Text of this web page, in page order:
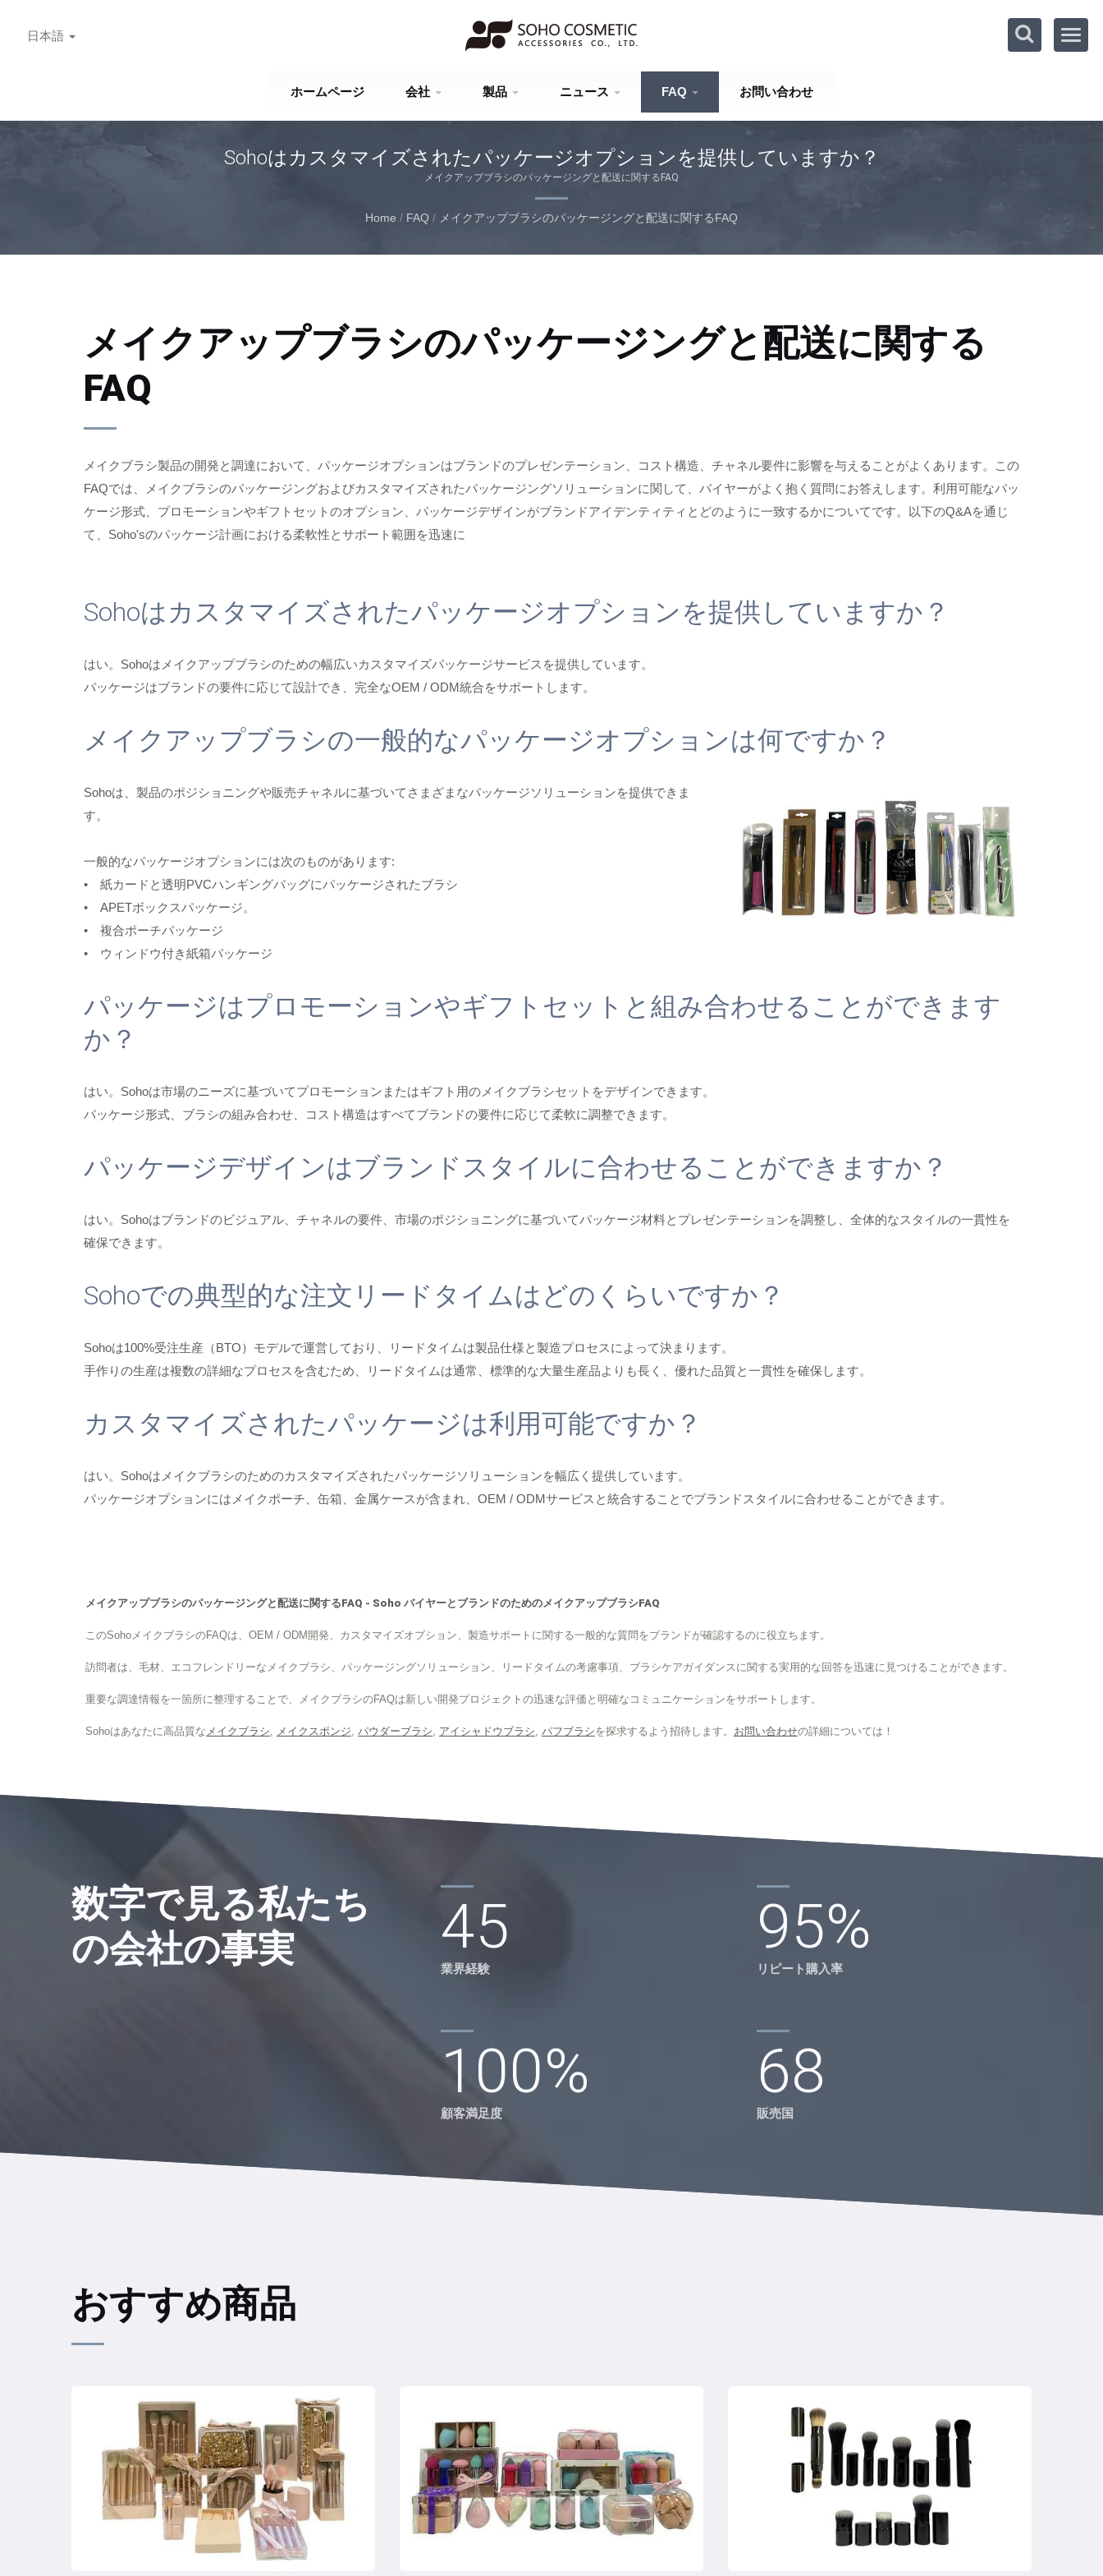
ホームページ 会社 製品 ニュース FAQ お問い合わせ
日本語
Sohoはカスタマイズされたパッケージオプションを提供していますか？
メイクアップブラシのパッケージングと配送に関するFAQ
Home / FAQ / メイクアップブラシのパッケージングと配送に関するFAQ
メイクアップブラシのパッケージングと配送に関する
FAQ
メイクブラシ製品の開発と調達において、パッケージオプションはブランドのプレゼンテーション、コスト構造、チャネル要件に影響を与えることがよくあります。この
FAQでは、メイクブラシのパッケージングおよびカスタマイズされたパッケージングソリューションに関して、バイヤーがよく抱く質問にお答えします。利用可能なパッ
ケージ形式、プロモーションやギフトセットのオプション、パッケージデザインがブランドアイデンティティとどのように一致するかについてです。以下のQ&Aを通じ
て、Soho'sのパッケージ計画における柔軟性とサポート範囲を迅速に
Sohoはカスタマイズされたパッケージオプションを提供していますか？
はい。Sohoはメイクアップブラシのための幅広いカスタマイズパッケージサービスを提供しています。
パッケージはブランドの要件に応じて設計でき、完全なOEM / ODM統合をサポートします。
メイクアップブラシの一般的なパッケージオプションは何ですか？
Sohoは、製品のポジショニングや販売チャネルに基づいてさまざまなパッケージソリューションを提供できま
す。
一般的なパッケージオプションには次のものがあります:
• 紙カードと透明PVCハンギングバッグにパッケージされたブラシ
• APETボックスパッケージ。
• 複合ポーチパッケージ
• ウィンドウ付き紙箱パッケージ
パッケージはプロモーションやギフトセットと組み合わせることができます
か？
はい。Sohoは市場のニーズに基づいてプロモーションまたはギフト用のメイクブラシセットをデザインできます。
パッケージ形式、ブラシの組み合わせ、コスト構造はすべてブランドの要件に応じて柔軟に調整できます。
パッケージデザインはブランドスタイルに合わせることができますか？
はい。Sohoはブランドのビジュアル、チャネルの要件、市場のポジショニングに基づいてパッケージ材料とプレゼンテーションを調整し、全体的なスタイルの一貫性を
確保できます。
Sohoでの典型的な注文リードタイムはどのくらいですか？
Sohoは100%受注生産（BTO）モデルで運営しており、リードタイムは製品仕様と製造プロセスによって決まります。
手作りの生産は複数の詳細なプロセスを含むため、リードタイムは通常、標準的な大量生産品よりも長く、優れた品質と一貫性を確保します。
カスタマイズされたパッケージは利用可能ですか？
はい。Sohoはメイクブラシのためのカスタマイズされたパッケージソリューションを幅広く提供しています。
パッケージオプションにはメイクポーチ、缶箱、金属ケースが含まれ、OEM / ODMサービスと統合することでブランドスタイルに合わせることができます。
メイクアップブラシのパッケージングと配送に関するFAQ - Soho バイヤーとブランドのためのメイクアップブラシFAQ
このSohoメイクブラシのFAQは、OEM / ODM開発、カスタマイズオプション、製造サポートに関する一般的な質問をブランドが確認するのに役立ちます。
訪問者は、毛材、エコフレンドリーなメイクブラシ、パッケージングソリューション、リードタイムの考慮事項、ブラシケアガイダンスに関する実用的な回答を迅速に見つけることができます。
重要な調達情報を一箇所に整理することで、メイクブラシのFAQは新しい開発プロジェクトの迅速な評価と明確なコミュニケーションをサポートします。
Sohoはあなたに高品質な メイクブラシ, メイクスポンジ, パウダーブラシ, アイシャドウブラシ, パフブラシを探求するよう招待します。 お問い合わせの詳細については！
数字で見る私たち
の会社の事実
45
業界経験
95%
リピート購入率
100%
顧客満足度
68
販売国
おすすめ商品